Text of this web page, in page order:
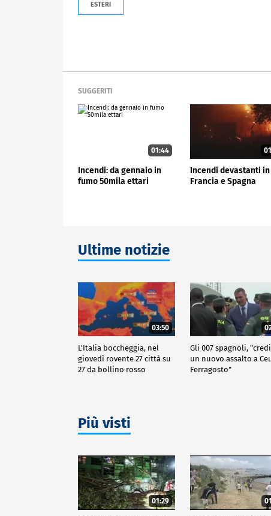
ESTERI
SUGGERITI
01:44
Incendi: da gennaio in
fumo 50mila ettari
Incendi devastanti in
Francia e Spagna
Ultime notizie
03:50
L'Italia boccheggia, nel
giovedì rovente 27 città su
27 da bollino rosso
Gli 007 spagnoli,
un nuovo assalto a
Ferragosto"
Più visti
01:29